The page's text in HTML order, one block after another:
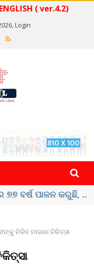
( ver.4.2)
Login
ଡିଜିଟାଲ୍ ନେଣଦେଣ ...
ମିଳିବ ମାଗଣା ଚିକିତ୍ସା